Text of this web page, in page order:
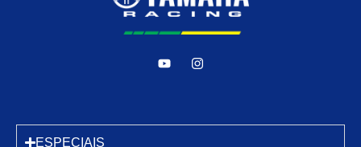
ESPECIAIS